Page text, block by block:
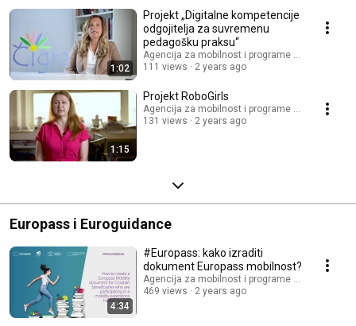
1:02
Projekt „Digitalne kompetencije
odgojitelja za suvremenu
pedagošku praksu“
Agencija za mobilnost i programe Europske
111 views
2 years ago
1:15
Projekt RoboGirls
Agencija za mobilnost i programe Europske
131 views
2 years ago
Europass i Euroguidance
4:34
#Europass: kako izraditi
dokument Europass mobilnost?
Agencija za mobilnost i programe Europske
469 views
2 years ago